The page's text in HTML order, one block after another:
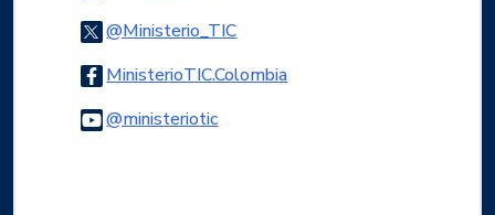
@Ministerio_TICLogo Twitter
MinisterioTIC.ColombiaLogo Facebook
@ministerioticLogo Youtube